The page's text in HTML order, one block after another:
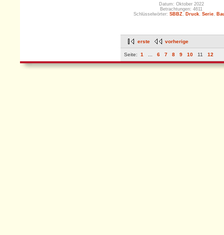
Datum: Oktober 2022
Betrachtungen: 4611
Schlüsselwörter: SBBZ Druck, Serie,
erste vorherige
Seite: 1 6 7 8 9 10 11 12